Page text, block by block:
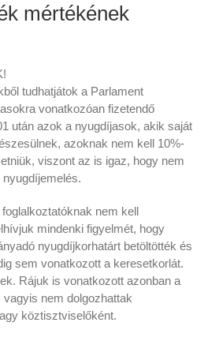
mértékének
tudhatjátok a Parlament
vonatkozóan fizetendő
után azok a nyugdíjasok, akik saját
azoknak nem kell 10%-
viszont az is igaz, hogy nem
nem kell
mindenki figyelmét, hogy
nyugdíjkorhatárt betöltötték és
sem vonatkozott a keresetkorlát.
Rájuk is vonatkozott azonban a
nem dolgozhattak
köztisztviselőként.